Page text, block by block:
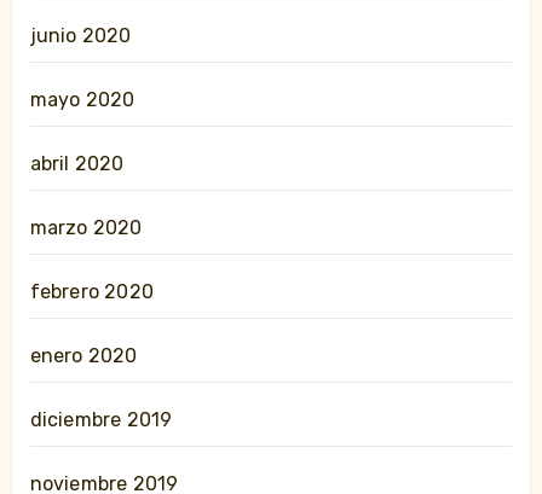
junio 2020
mayo 2020
abril 2020
marzo 2020
febrero 2020
enero 2020
diciembre 2019
noviembre 2019